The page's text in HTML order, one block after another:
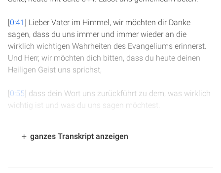
[0:41] Lieber Vater im Himmel, wir möchten dir Danke
sagen, dass du uns immer und immer wieder an die
wirklich wichtigen Wahrheiten des Evangeliums erinnerst.
Und Herr, wir möchten dich bitten, dass du heute deinen
Heiligen Geist uns sprichst,
[0:55] dass dein Wort uns zurückführt zu dem, was wirklich
wichtig ist und was du uns sagen möchtest.
bewahre uns davor, dass wir in alte Gewohnheiten verfallen
ganzes Transkript anzeigen